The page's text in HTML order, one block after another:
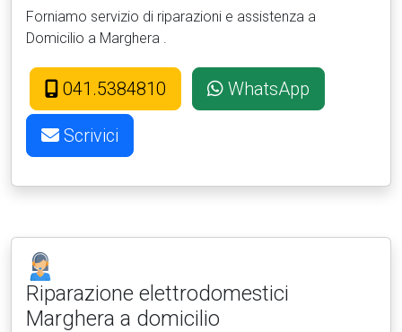
Forniamo servizio di riparazioni e assistenza a
Domicilio a Marghera .
041.5384810 WhatsApp
Scrivici
Riparazione elettrodomestici
Marghera a domicilio